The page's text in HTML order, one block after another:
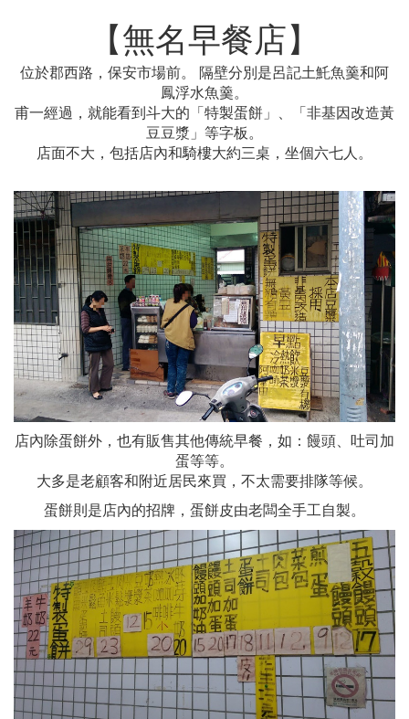
【無名早餐店】
位於郡西路，保安市場前。 隔壁分別是呂記土魠魚羹和阿
鳳浮水魚羹。
甫一經過，就能看到斗大的「特製蛋餅」、「非基因改造黃
豆豆漿」等字板。
店面不大，包括店內和騎樓大約三桌，坐個六七人。
店內除蛋餅外，也有販售其他傳統早餐，如：饅頭、吐司加
蛋等等。
大多是老顧客和附近居民來買，不太需要排隊等候。
蛋餅則是店內的招牌，蛋餅皮由老闆全手工自製。